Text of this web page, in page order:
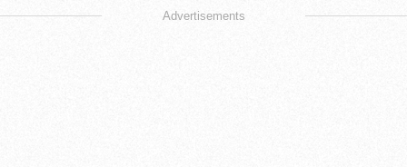
Advertisements